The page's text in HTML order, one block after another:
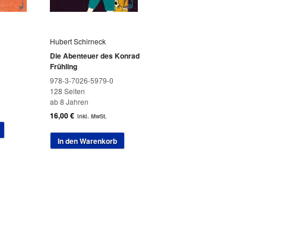
Hubert Schirneck
Die Abenteuer des Konrad
Frühling
978-3-7026-5979-0
128 Seiten
ab 8 Jahren
16,00€ inkl. MwSt.
In den Warenkorb